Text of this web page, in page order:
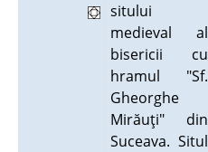
sitului
medieval al
bisericii cu
hramul "Sf.
Gheorghe
Mirăuţi" din
Suceava. Situl